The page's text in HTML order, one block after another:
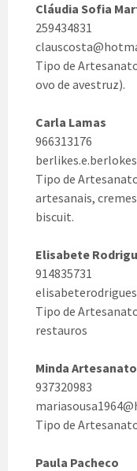
Cláudia Sofia
259434831
Tipo de
ovo de avestruz).
Carla Lamas
966313176
Tipo de
artesanais,
biscuit.
Elisabete
914835731
Tipo de
restauros
Minda Artesanato
937320983
Tipo de
Paula Pacheco